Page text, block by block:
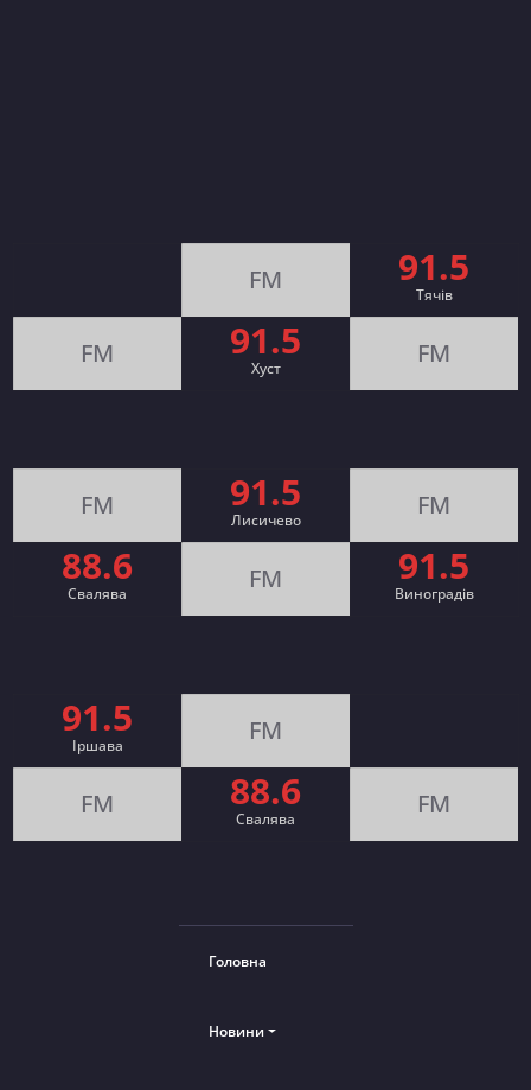
FM 91.5
Тячів
FM 91.5
Хуст FM
FM 91.5
Лисичево FM
88.6
Свалява FM 91.5
Виноградів
91.5
Іршава FM
FM 88.6
Cвалява FM
Головна
Новини